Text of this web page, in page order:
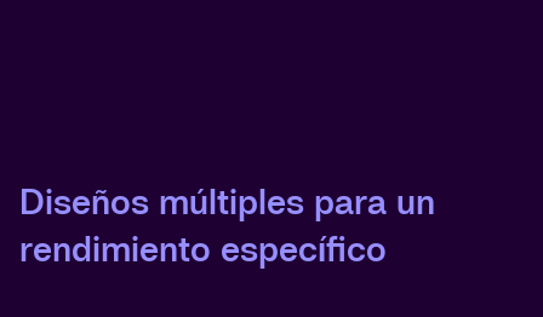
Diseños múltiples para un
rendimiento específico